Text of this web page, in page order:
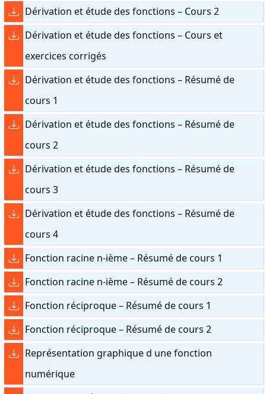
Dérivation et étude des fonctions – Cours 2
Dérivation et étude des fonctions – Cours et
exercices corrigés
Dérivation et étude des fonctions – Résumé de
cours 1
Dérivation et étude des fonctions – Résumé de
cours 2
Dérivation et étude des fonctions – Résumé de
cours 3
Dérivation et étude des fonctions – Résumé de
cours 4
Fonction racine n-ième – Résumé de cours 1
Fonction racine n-ième – Résumé de cours 2
Fonction réciproque – Résumé de cours 1
Fonction réciproque – Résumé de cours 2
Représentation graphique d une fonction
numérique